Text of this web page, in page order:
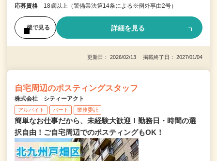
応募資格 18歳以上（警備業法第14条による※例外事由2号）
後で見る 詳細を見る
更新日： 2026/02/13 掲載終了日： 2027/01/04
自宅周辺のポスティングスタッフ
株式会社 シティーアクト
アルバイト パート 業務委託
簡単なお仕事だから、未経験大歓迎！勤務日・時間の選
択自由！ご自宅周辺でのポスティングもOK！